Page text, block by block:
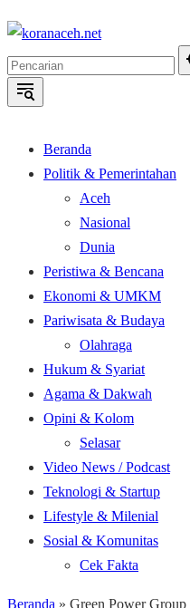
Langsung
konten
Beranda
Politik & Pemerintahan
Aceh
Nasional
Dunia
Peristiwa & Bencana
Ekonomi & UMKM
Pariwisata & Budaya
Olahraga
Hukum & Syariat
Agama & Dakwah
Opini & Kolom
Selasar
Video News / Podcast
Teknologi & Startup
Lifestyle & Milenial
Sosial & Komunitas
Cek Fakta
Beranda » Green Power